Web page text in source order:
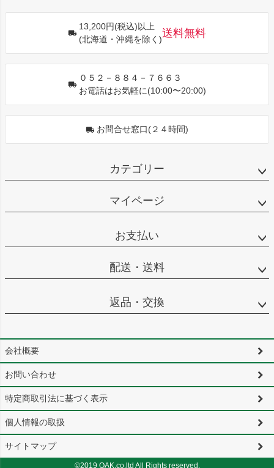
13,200円(税込)以上
(北海道・沖縄を除く)
送料無料
０５２－８８４－７６６３
お電話はお気軽に(10:00〜20:00)
お問合せ窓口(２４時間)
カテゴリー
マイページ
お支払い
配送・送料
返品・交換
会社概要
お問い合わせ
特定商取引法に基づく表示
個人情報の取扱
サイトマップ
©2019 OAK.co.ltd All Rights reserved.